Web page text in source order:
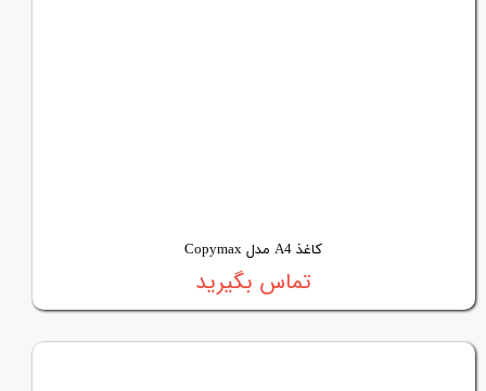
کاغذ A4 مدل Copymax
تماس بگیرید